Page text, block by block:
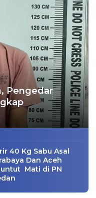
Pengedar
40 Kg Sabu Asal
Dan Aceh
Mati di PN